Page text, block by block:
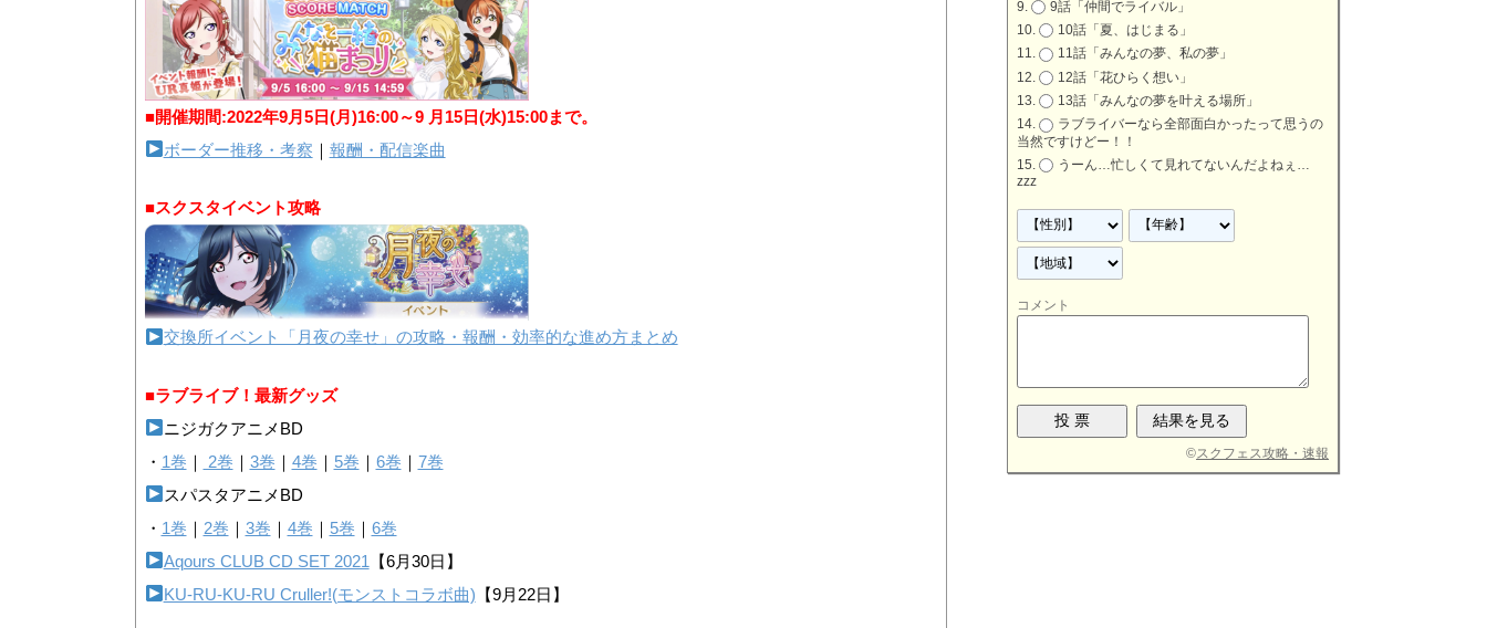
■開催期間:2022年9月5日(月)16:00～9 月15日(水)15:00まで。
ボーダー推移・考察 ｜ 報酬・配信楽曲
■スクスタイベント攻略
交換所イベント「月夜の幸せ」の攻略・報酬・効率的な進め方まとめ
■ラブライブ！最新グッズ
ニジガクアニメBD
・ 1巻 ｜ 2巻 ｜ 3巻 ｜ 4巻 ｜ 5巻 ｜ 6巻 ｜ 7巻
スパスタアニメBD
・ 1巻 ｜ 2巻 ｜ 3巻 ｜ 4巻 ｜ 5巻 ｜ 6巻
Aqours CLUB CD SET 2021 【6月30日】
KU-RU-KU-RU Cruller!(モンストコラボ曲) 【9月22日】
9話「仲間でライバル」
10話「夏、はじまる」
11話「みんなの夢、私の夢」
12話「花ひらく想い」
13話「みんなの夢を叶える場所」
ラブライバーなら全部面白かったって思うの
当然ですけどー！！
うーん…忙しくて見れてないんだよねぇ…
zzz
コメント
©スクフェス攻略・速報